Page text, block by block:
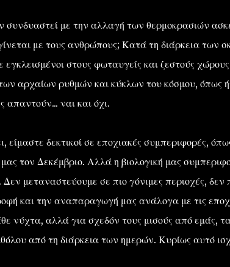
συνδυαστεί με την αλλαγή των θερμοκρασιών
με τους ανθρώπους; Κατά τη διάρκεια των
εγκλεισμένοι στους φωταυγείς και ζεστούς
αρχαίων ρυθμών και κύκλων του κόσμου, όπως
απαντούν... ναι και όχι.
είμαστε δεκτικοί σε εποχιακές συμπεριφορές,
τον Δεκέμβριο. Αλλά η βιολογική μας
Δεν μεταναστεύουμε σε πιο γόνιμες περιοχές,
και την αναπαραγωγή μας ανάλογα με τις
νύχτα, αλλά για σχεδόν τους μισούς από εμάς,
από τη διάρκεια των ημερών. Κυρίως αυτό